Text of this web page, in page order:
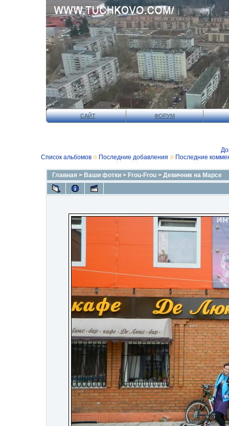
САЙТ ФОРУМ
Список альбомов
Последние добавления Последние
Главная > Ваши фотки > Frou-Frou > Девичник на Марсе